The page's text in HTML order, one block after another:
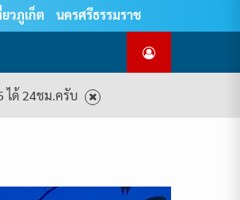
ยวภูเก็ต นครศรีธรรมราช
ได้ 24ชม.ครับ